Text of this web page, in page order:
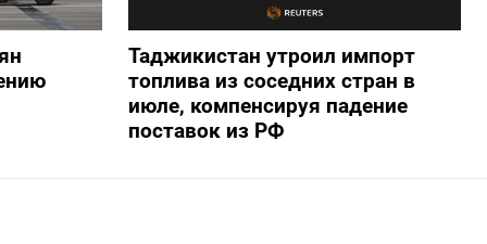
Таджикистан утроил импорт
топлива из соседних стран в
июле, компенсируя падение
поставок из РФ